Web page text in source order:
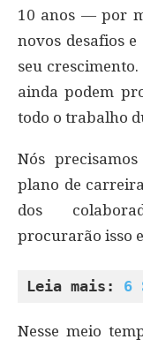
10 anos — por
novos desafios
seu
ainda podem
todo o trabalho
Nós
plano de
dos
procurarão isso
Leia mais: 6
Nesse meio